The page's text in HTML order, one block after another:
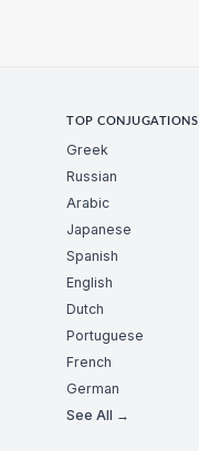
TOP CONJUGATIONS
Greek
Russian
Arabic
Japanese
Spanish
English
Dutch
Portuguese
French
German
See All →